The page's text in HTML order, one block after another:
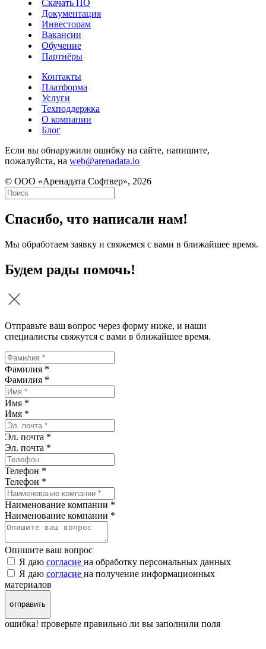
Скачать ПО
Документация
Инвесторам
Вакансии
Обучение
Партнёры
Контакты
Платформа
Услуги
Техподдержка
О компании
Блог
Если вы обнаружили ошибку на сайте, напишите,
пожалуйста, на web@arenadata.io
© ООО «Аренадата Софтвер», 2026
Спасибо, что написали нам!
Мы обработаем заявку и свяжемся с вами в ближайшее время.
Будем рады помочь!
Отправьте ваш вопрос через форму ниже, и наши
специалисты свяжутся с вами в ближайшее время.
Фамилия *
Фамилия *
Имя *
Имя *
Эл. почта *
Эл. почта *
Телефон *
Телефон *
Наименование компании *
Наименование компании *
Опишите ваш вопрос
Я даю согласие на обработку персональных данных
Я даю согласие на получение информационных
материалов
отправить
ошибка! проверьте правильно ли вы заполнили поля